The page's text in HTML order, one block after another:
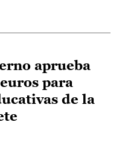
aprueba
para
de la